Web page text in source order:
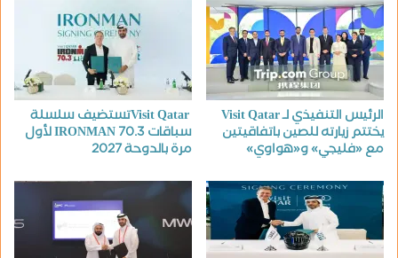
الرئيس التنفيذي لـ Visit Qatar
يختتم زيارته للصين باتفاقيتين
مع «فليجي» و«هواوي»
Visit Qatarتستضيف سلسلة
سباقات IRONMAN 70.3 لأول
مرة بالدوحة 2027